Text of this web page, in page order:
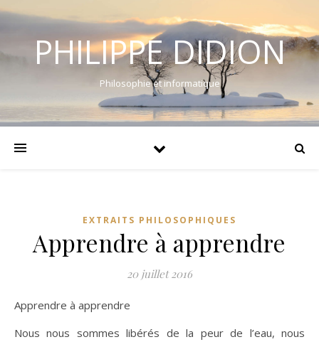
PHILIPPE DIDION
Philosophie et informatique
EXTRAITS PHILOSOPHIQUES
Apprendre à apprendre
20 juillet 2016
Apprendre à apprendre
Nous nous sommes libérés de la peur de l’eau, nous